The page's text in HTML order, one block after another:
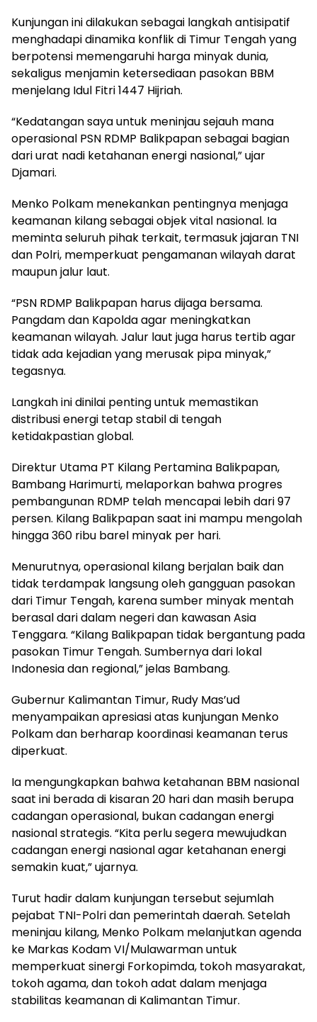
Kunjungan ini dilakukan sebagai langkah antisipatif
menghadapi dinamika konflik di Timur Tengah yang
berpotensi memengaruhi harga minyak dunia,
sekaligus menjamin ketersediaan pasokan BBM
menjelang Idul Fitri 1447 Hijriah.
“Kedatangan saya untuk meninjau sejauh mana
operasional PSN RDMP Balikpapan sebagai bagian
dari urat nadi ketahanan energi nasional,” ujar
Djamari.
Menko Polkam menekankan pentingnya menjaga
keamanan kilang sebagai objek vital nasional. Ia
meminta seluruh pihak terkait, termasuk jajaran TNI
dan Polri, memperkuat pengamanan wilayah darat
maupun jalur laut.
“PSN RDMP Balikpapan harus dijaga bersama.
Pangdam dan Kapolda agar meningkatkan
keamanan wilayah. Jalur laut juga harus tertib agar
tidak ada kejadian yang merusak pipa minyak,”
tegasnya.
Langkah ini dinilai penting untuk memastikan
distribusi energi tetap stabil di tengah
ketidakpastian global.
Direktur Utama PT Kilang Pertamina Balikpapan,
Bambang Harimurti, melaporkan bahwa progres
pembangunan RDMP telah mencapai lebih dari 97
persen. Kilang Balikpapan saat ini mampu mengolah
hingga 360 ribu barel minyak per hari.
Menurutnya, operasional kilang berjalan baik dan
tidak terdampak langsung oleh gangguan pasokan
dari Timur Tengah, karena sumber minyak mentah
berasal dari dalam negeri dan kawasan Asia
Tenggara. “Kilang Balikpapan tidak bergantung pada
pasokan Timur Tengah. Sumbernya dari lokal
Indonesia dan regional,” jelas Bambang.
Gubernur Kalimantan Timur, Rudy Mas’ud
menyampaikan apresiasi atas kunjungan Menko
Polkam dan berharap koordinasi keamanan terus
diperkuat.
Ia mengungkapkan bahwa ketahanan BBM nasional
saat ini berada di kisaran 20 hari dan masih berupa
cadangan operasional, bukan cadangan energi
nasional strategis. “Kita perlu segera mewujudkan
cadangan energi nasional agar ketahanan energi
semakin kuat,” ujarnya.
Turut hadir dalam kunjungan tersebut sejumlah
pejabat TNI-Polri dan pemerintah daerah. Setelah
meninjau kilang, Menko Polkam melanjutkan agenda
ke Markas Kodam VI/Mulawarman untuk
memperkuat sinergi Forkopimda, tokoh masyarakat,
tokoh agama, dan tokoh adat dalam menjaga
stabilitas keamanan di Kalimantan Timur.